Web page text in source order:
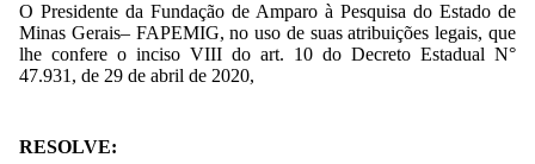
O Presidente da Fundação de Amparo à Pesquisa do Estado de
Minas Gerais– FAPEMIG, no uso de suas atribuições legais, que
lhe confere o inciso VIII do art. 10 do Decreto Estadual N°
47.931, de 29 de abril de 2020,
RESOLVE: